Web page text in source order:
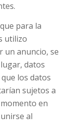
para la
utilizo
un anuncio, se
datos
los datos
sujetos a
en
al